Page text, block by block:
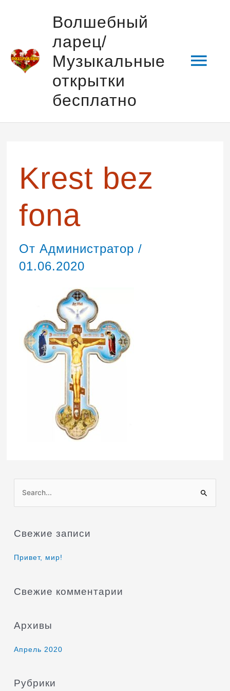
содержимому
Волшебный
ларец/
Музыкальные
открытки
бесплатно
Krest bez
fona
От Администратор /
01.06.2020
о
с
Свежие записи
Привет, мир!
Свежие комментарии
Архивы
Апрель 2020
Рубрики